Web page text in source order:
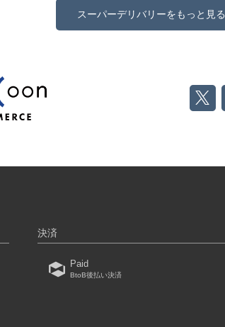
スーパーデリバリーをもっと見る
決済
Paid
BtoB後払い決済